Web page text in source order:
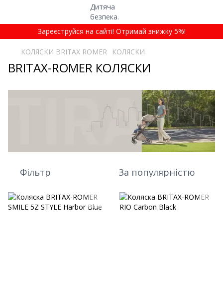
Зареєструйся на сайті! Отримай знижку 5%!
КОЛЯСКИ BRITAX ROMER КОЛЯСКИ
BRITAX-ROMER КОЛЯСКИ
Фільтр За популярністю